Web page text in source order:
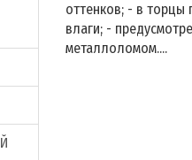
оттенков; - в торцы
влаги; -
металлоломом....